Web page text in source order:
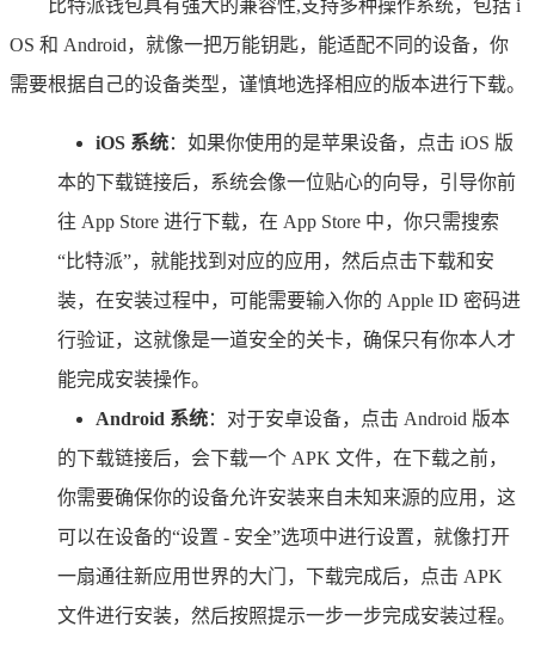
比特派钱包具有强大的兼容性,支持多种操作系统，包括 i
OS 和 Android，就像一把万能钥匙，能适配不同的设备，你
需要根据自己的设备类型，谨慎地选择相应的版本进行下载。
iOS 系统：如果你使用的是苹果设备，点击 iOS 版
本的下载链接后，系统会像一位贴心的向导，引导你前
往 App Store 进行下载，在 App Store 中，你只需搜索
“比特派”，就能找到对应的应用，然后点击下载和安
装，在安装过程中，可能需要输入你的 Apple ID 密码进
行验证，这就像是一道安全的关卡，确保只有你本人才
能完成安装操作。
Android 系统：对于安卓设备，点击 Android 版本
的下载链接后，会下载一个 APK 文件，在下载之前，
你需要确保你的设备允许安装来自未知来源的应用，这
可以在设备的“设置 - 安全”选项中进行设置，就像打开
一扇通往新应用世界的大门，下载完成后，点击 APK
文件进行安装，然后按照提示一步一步完成安装过程。